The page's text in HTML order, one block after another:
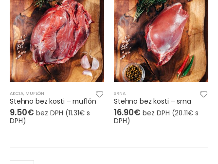
AKCIA, MUFLÓN
Stehno bez kosti – muflón
9.50€ bez DPH (11.31€ s
DPH)
SRNA
Stehno bez kosti – srna
16.90€ bez DPH (20.11€ s
DPH)